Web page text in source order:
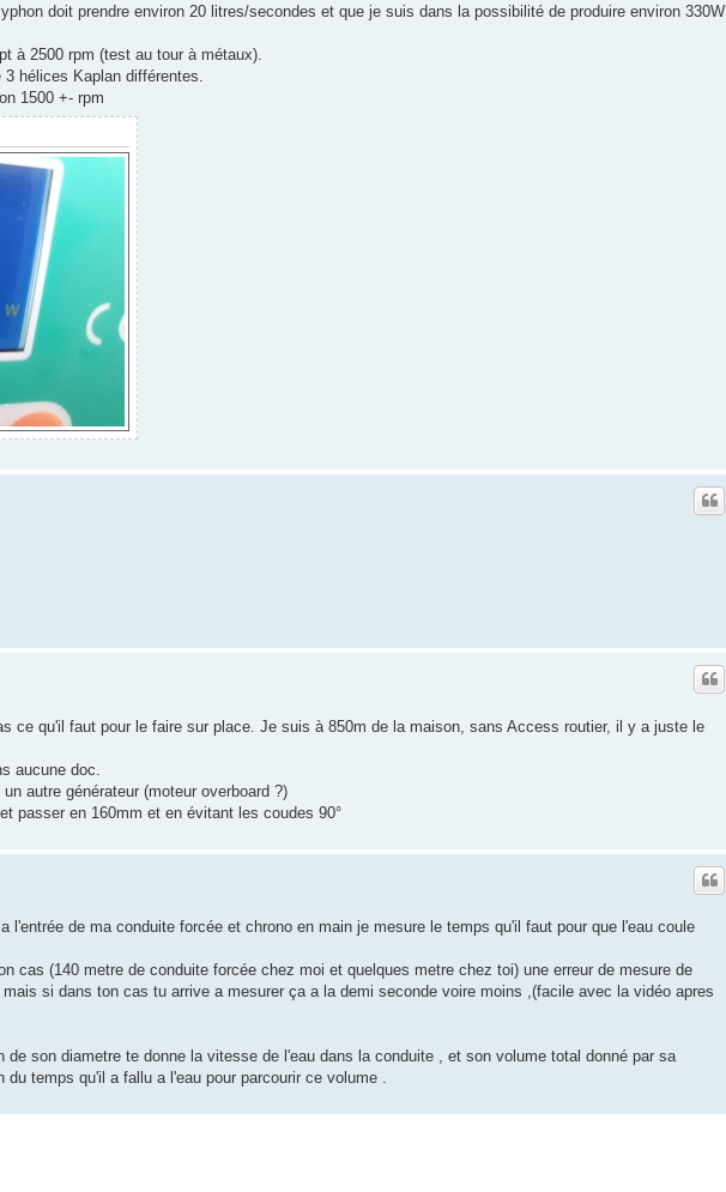
doit prendre environ 20 litres/secondes et que je suis dans la possibilité de produire environ 330W
à 2500 rpm (test au tour à métaux).
hélices Kaplan différentes.
1500 +- rpm
ce qu'il faut pour le faire sur place. Je suis à 850m de la maison, sans Access routier, il y a juste le
aucune doc.
autre générateur (moteur overboard ?)
passer en 160mm et en évitant les coudes 90°
de ma conduite forcée et chrono en main je mesure le temps qu'il faut pour que l'eau coule
cas (140 metre de conduite forcée chez moi et quelques metre chez toi) une erreur de mesure de
si dans ton cas tu arrive a mesurer ça a la demi seconde voire moins ,(facile avec la vidéo apres
son diametre te donne la vitesse de l'eau dans la conduite , et son volume total donné par sa
temps qu'il a fallu a l'eau pour parcourir ce volume .